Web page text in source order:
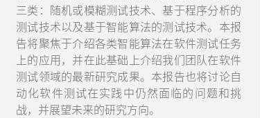
三类：随机或模糊测试技术、基于程序分析的
测试技术以及基于智能算法的测试技术。本报
告将聚焦于介绍各类智能算法在软件测试任务
上的应用，并在此基础上介绍我们团队在软件
测试领域的最新研究成果。本报告也将讨论自
动化软件测试在实践中仍然面临的问题和挑
战，并展望未来的研究方向。